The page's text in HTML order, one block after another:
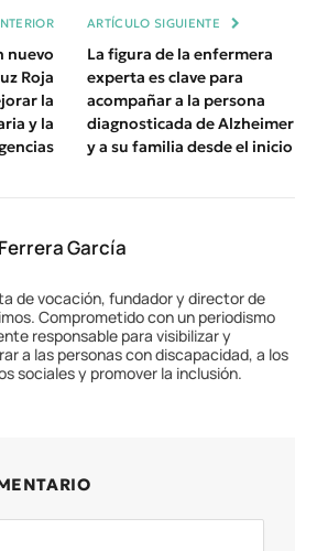
nuevo
Roja
la
y la
ARTÍCULO SIGUIENTE
La figura de la enfermera
experta es clave para
acompañar a la persona
diagnosticada de Alzheimer
y a su familia desde el inicio
García
de vocación, fundador y director de
Comprometido con un periodismo
responsable para visibilizar y
a las personas con discapacidad, a los
sociales y promover la inclusión.